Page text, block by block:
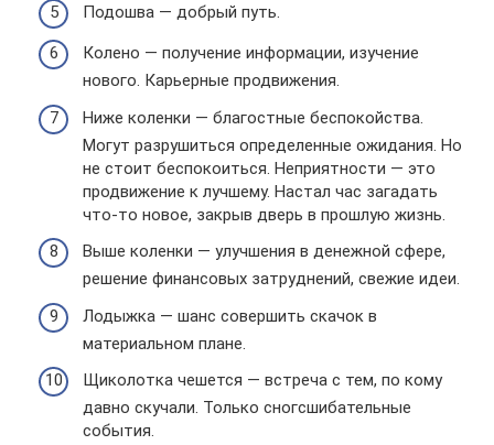
Подошва — добрый путь.
Колено — получение информации, изучение
нового. Карьерные продвижения.
Ниже коленки — благостные беспокойства.
Могут разрушиться определенные ожидания. Но
не стоит беспокоиться. Неприятности — это
продвижение к лучшему. Настал час загадать
что-то новое, закрыв дверь в прошлую жизнь.
Выше коленки — улучшения в денежной сфере,
решение финансовых затруднений, свежие идеи.
Лодыжка — шанс совершить скачок в
материальном плане.
Щиколотка чешется — встреча с тем, по кому
давно скучали. Только сногсшибательные
события.